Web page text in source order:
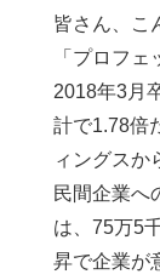
皆さん、こ
「プロフ
2018年3月
計で1.78倍
ィングスか
民間企業へ
は、75万5
昇で企業が